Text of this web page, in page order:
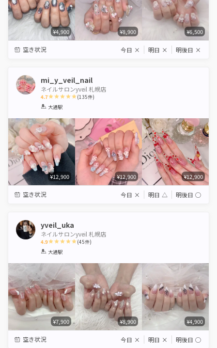
¥4,900 ¥8,900 ¥6,500
空き状況 今日 × 明日 × 明後日 ×
mi_y_veil_nail
ネイルサロンyveil 札幌店
4.7
1 2 3
(135件)
大通駅
¥12,900 ¥12,900 ¥12,900
空き状況 今日 × 明日 △ 明後日 ◯
yveil_uka
ネイルサロンyveil 札幌店
4.9
1 2 3
(45件)
大通駅
¥7,900 ¥8,900 ¥4,900
空き状況 今日 × 明日 × 明後日 ◯